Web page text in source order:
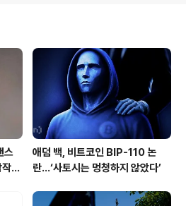
으나, 기대보다 적은
쟁 플랫폼과 비교해
다고 지적했으며, 두
거절당했다고 주장했
제안창펑자오는 기존
..
스
스
애덤 백, 비트코인 BIP-110 논
란…‘사토시는 멍청하지 않았다’